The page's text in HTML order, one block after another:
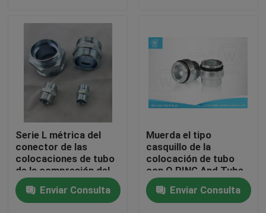
Viaje de la fábrica
Control de calidad
Éntrenos en contacto con
Noticias
Casos
Serie L métrica del
conector de las
colocaciones de tubo
de la compresión del
hilo masculino de
Eaton 1C 24 grados
Enviar Consulta
Muerda el tipo
casquillo de la
colocación de tubo
con O RING And Tube
Nut, colocaciones
hidráulicas de alta
presión
Enviar Consulta